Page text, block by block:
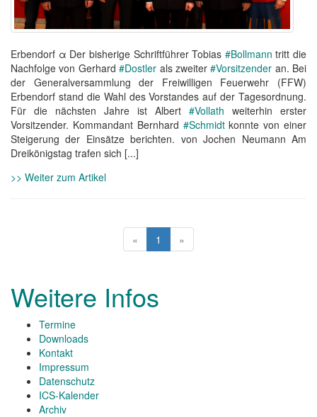
Erbendorf α Der bisherige Schriftführer Tobias #Bollmann tritt die
Nachfolge von Gerhard#Dostler als zweiter#Vorsitzender an. Bei
der Generalversammlung der Freiwilligen Feuerwehr (FFW)
Erbendorf stand die Wahl des Vorstandes auf der Tagesordnung.
Für die nächsten Jahre ist Albert #Vollath weiterhin erster
Vorsitzender. Kommandant Bernhard #Schmidtkonnte von einer
Steigerung der Einsätze berichten. von Jochen Neumann Am
Dreikönigstag trafen sich [...]
>> Weiter zum Artikel
« 1 »
Weitere Infos
Termine
Downloads
Kontakt
Impressum
Datenschutz
ICS-Kalender
Archiv